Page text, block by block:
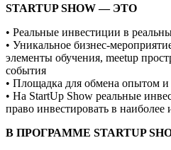
STARTUP SHOW — ЭТО
• Реальные инвестиции в
• Уникальное бизнес-
элементы обучения, meetup
события
• Площадка для обмена опытом и
• На StartUp Show реальные
право инвестировать в наиболее
В ПРОГРАММЕ STARTUP